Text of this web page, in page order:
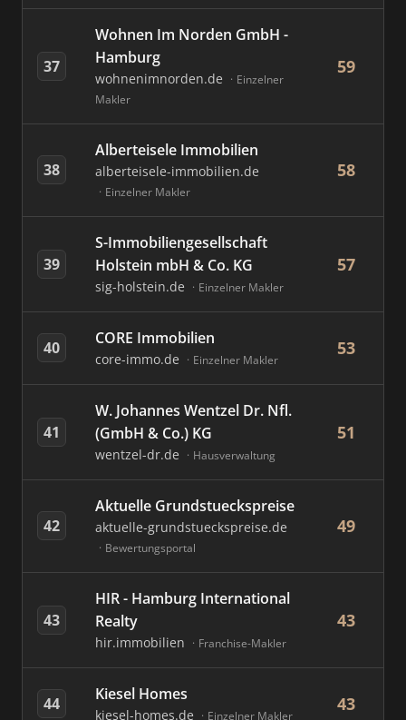
37
Wohnen Im Norden GmbH -
Hamburg
wohnenimnorden.de
Einzelner
Makler
59
38
Alberteisele Immobilien
alberteisele-immobilien.de
Einzelner Makler
58
39
S-Immobiliengesellschaft
Holstein mbH & Co. KG
sig-holstein.de Einzelner Makler
57
40 CORE Immobilien
core-immo.de Einzelner Makler
53
41
W. Johannes Wentzel Dr. Nfl.
(GmbH & Co.) KG
wentzel-dr.de Hausverwaltung
51
42
Aktuelle Grundstueckspreise
aktuelle-grundstueckspreise.de
Bewertungsportal
49
43
HIR - Hamburg International
Realty
hir.immobilien Franchise-Makler
43
44 Kiesel Homes
kiesel-homes.de Einzelner Makler
43